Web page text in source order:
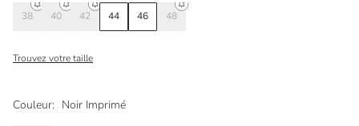
Couleur: Noir Imprimé
38 40 42 44 46 48
Trouvez votre taille